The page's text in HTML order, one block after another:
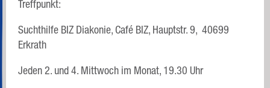
Treffpunkt:
Suchthilfe BIZ Diakonie, Café BIZ, Hauptstr. 9, 40699
Erkrath
Jeden 2. und 4. Mittwoch im Monat, 19.30 Uhr